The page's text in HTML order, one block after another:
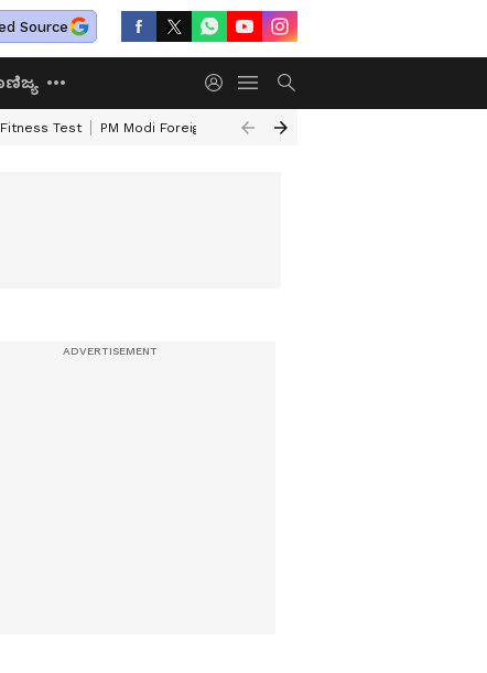
Source
Test PM Modi Foreign Travel Expenditure